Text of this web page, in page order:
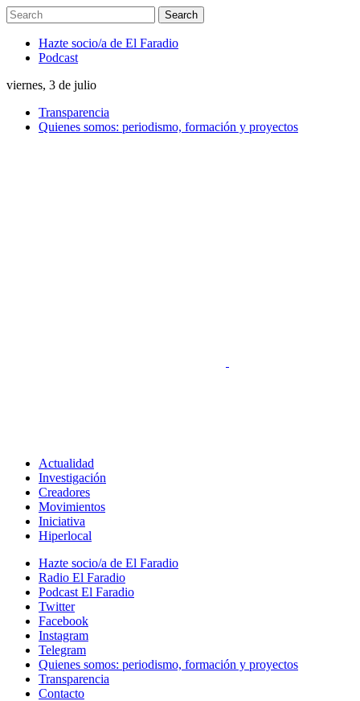
Hazte socio/a de El Faradio
Podcast
viernes, 3 de julio
Transparencia
Quienes somos: periodismo, formación y proyectos
Actualidad
Investigación
Creadores
Movimientos
Iniciativa
Hiperlocal
Hazte socio/a de El Faradio
Radio El Faradio
Podcast El Faradio
Twitter
Facebook
Instagram
Telegram
Quienes somos: periodismo, formación y proyectos
Transparencia
Contacto